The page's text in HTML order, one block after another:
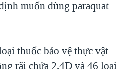
muốn dùng paraquat
thuốc bảo vệ thực vật
rãi chứa 2,4D và 46 loại